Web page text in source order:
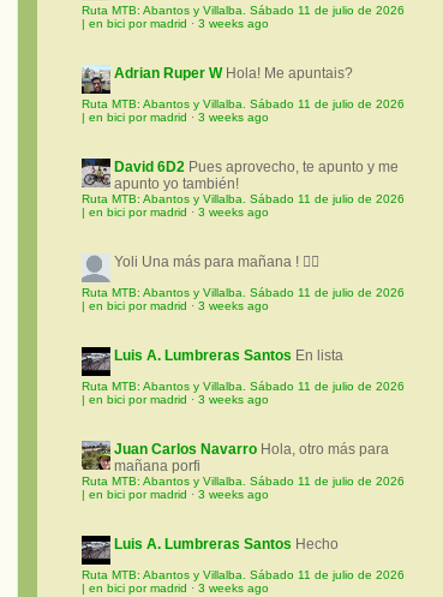
Ruta MTB: Abantos y Villalba. Sábado 11 de julio de 2026
| en bici por madrid · 3 weeks ago
Adrian Ruper W Hola! Me apuntais?
Ruta MTB: Abantos y Villalba. Sábado 11 de julio de 2026
| en bici por madrid · 3 weeks ago
David 6D2 Pues aprovecho, te apunto y me
apunto yo también!
Ruta MTB: Abantos y Villalba. Sábado 11 de julio de 2026
| en bici por madrid · 3 weeks ago
Yoli Una más para mañana ! 🚵‍♀️
Ruta MTB: Abantos y Villalba. Sábado 11 de julio de 2026
| en bici por madrid · 3 weeks ago
Luis A. Lumbreras Santos En lista
Ruta MTB: Abantos y Villalba. Sábado 11 de julio de 2026
| en bici por madrid · 3 weeks ago
Juan Carlos Navarro Hola, otro más para
mañana porfi
Ruta MTB: Abantos y Villalba. Sábado 11 de julio de 2026
| en bici por madrid · 3 weeks ago
Luis A. Lumbreras Santos Hecho
Ruta MTB: Abantos y Villalba. Sábado 11 de julio de 2026
| en bici por madrid · 3 weeks ago